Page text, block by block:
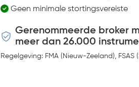
Geen minimale stortingsvereiste
Gerenommeerde broker
meer dan 26.000
Regelgeving: FMA (Nieuw-Zeeland), FSAS